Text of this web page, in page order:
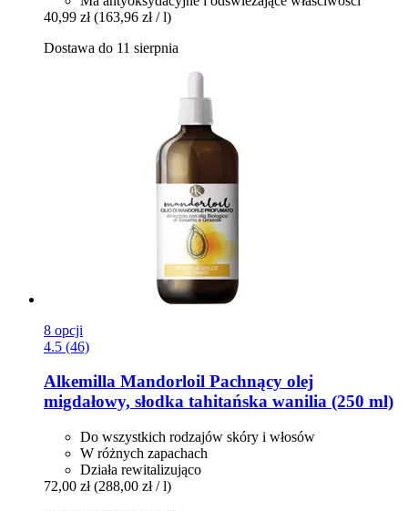
40,99 zł (163,96 zł / l)
Dostawa do 11 sierpnia
8 opcji
4.5 (46)
Alkemilla Mandorloil Pachnący olej
migdałowy, słodka tahitańska wanilia (250 ml)
Do wszystkich rodzajów skóry i włosów
W różnych zapachach
Działa rewitalizująco
72,00 zł (288,00 zł / l)